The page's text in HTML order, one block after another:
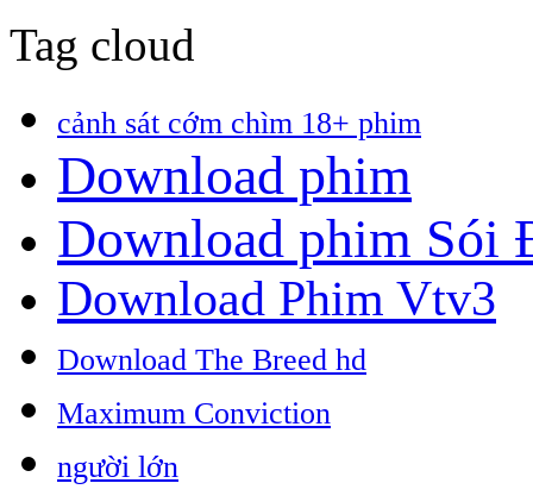
Tag cloud
cảnh sát cớm chìm 18+ phim
Download phim
Download phim Sói
Download Phim Vtv3
Download The Breed hd
Maximum Conviction
người lớn